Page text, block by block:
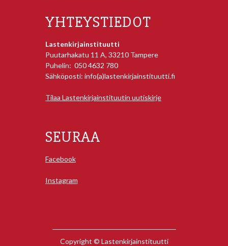
YHTEYSTIEDOT
Lastenkirjainstituutti
Puutarhakatu 11 A, 33210 Tampere
Puhelin: 050 4632 780
Sähköposti: info(a)lastenkirjainstituutti.fi
Tilaa Lastenkirjainstituutin uutiskirje
SEURAA
Facebook
Instagram
Copyright © Lastenkirjainstituutti